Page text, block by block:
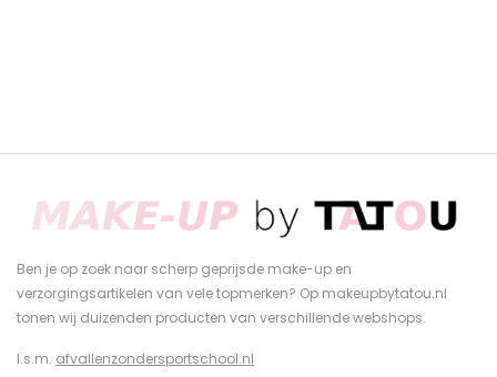
Ben je op zoek naar scherp geprijsde make-up en
verzorgingsartikelen van vele topmerken? Op makeupbytatou.nl
tonen wij duizenden producten van verschillende webshops.
I.s.m. afvallenzondersportschool.nl